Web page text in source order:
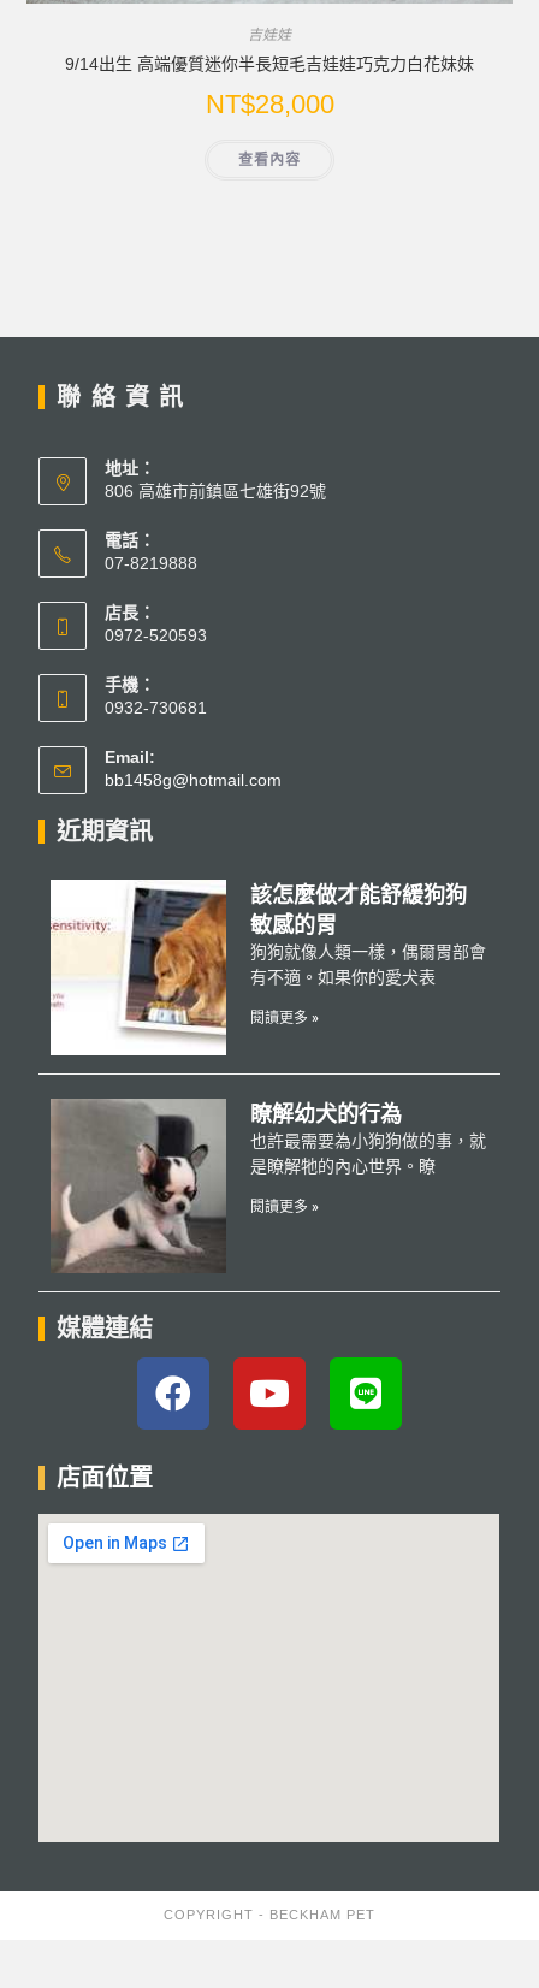
吉娃娃
9/14出生 高端優質迷你半長短毛吉娃娃巧克力白花妹妹
NT$28,000
查看內容
聯絡資訊
地址：
806 高雄市前鎮區七雄街92號
電話：
07-8219888
店長：
0972-520593
手機：
0932-730681
Email:
bb1458g@hotmail.com
近期資訊
該怎麼做才能舒緩狗狗
敏感的胃
狗狗就像人類一樣，偶爾胃部會
有不適。如果你的愛犬表
閱讀更多 »
瞭解幼犬的行為
也許最需要為小狗狗做的事，就
是瞭解牠的內心世界。瞭
閱讀更多 »
媒體連結
店面位置
COPYRIGHT - BECKHAM PET